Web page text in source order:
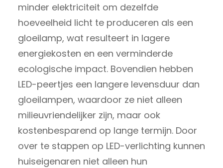
minder elektriciteit om dezelfde
hoeveelheid licht te produceren als een
gloeilamp, wat resulteert in lagere
energiekosten en een verminderde
ecologische impact. Bovendien hebben
LED-peertjes een langere levensduur dan
gloeilampen, waardoor ze niet alleen
milieuvriendelijker zijn, maar ook
kostenbesparend op lange termijn. Door
over te stappen op LED-verlichting kunnen
huiseigenaren niet alleen hun